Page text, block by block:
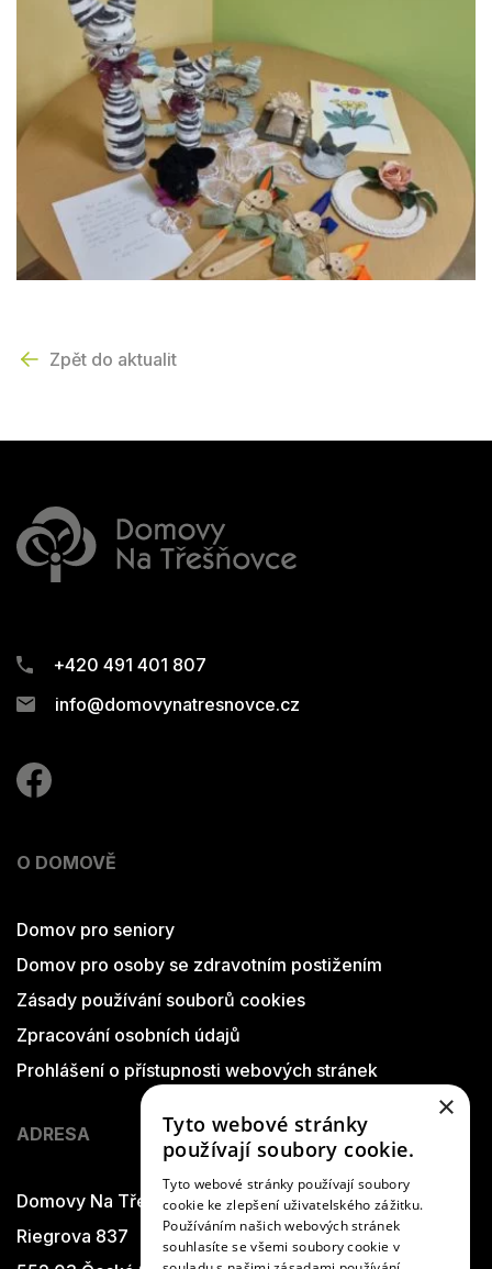
Zpět do aktualit
+420 491 401 807
info@domovynatresnovce.cz
O DOMOVĚ
Domov pro seniory
Domov pro osoby se zdravotním postižením
Zásady používání souborů cookies
Zpracování osobních údajů
Prohlášení o přístupnosti webových stránek
ADRESA
Domovy Na Třešňovce
Riegrova 837
×
Tyto webové stránky
používají soubory cookie.
Tyto webové stránky používají soubory
cookie ke zlepšení uživatelského zážitku.
Používáním našich webových stránek
souhlasíte se všemi soubory cookie v